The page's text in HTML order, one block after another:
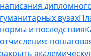
написания
гуманитарных вузах
нормы и последствия
отчисления:
закрыть